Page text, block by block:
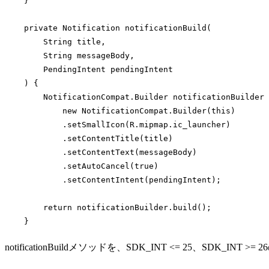
    private Notification notificationBuild(
String title,
String messageBody,
        PendingIntent pendingIntent
    ) {
NotificationCompat.Builder notificationBuilder
new NotificationCompat.Builder( this )
            .setSmallIcon(R.mipmap.ic_launcher)
            .setContentTitle(title)
            .setContentText(messageBody)
            .setAutoCancel(
true )
            .setContentIntent(pendingIntent);
return notificationBuilder.build();
    }
notificationBuildメソッドを、SDK_INT <= 25、SDK_INT >=